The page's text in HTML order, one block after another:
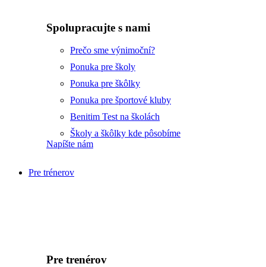
Spolupracujte s nami
Prečo sme výnimoční?
Ponuka pre školy
Ponuka pre škôlky
Ponuka pre športové kluby
Benitim Test na školách
Školy a škôlky kde pôsobíme
Napíšte nám
Pre trénerov
Pre trenérov